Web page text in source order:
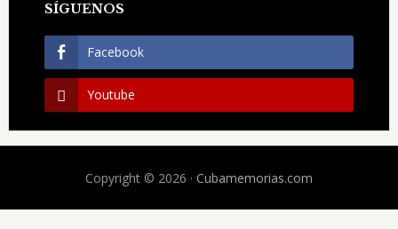
SÍGUENOS
Facebook
Youtube
Copyright © 2026 · Cubamemorias.com